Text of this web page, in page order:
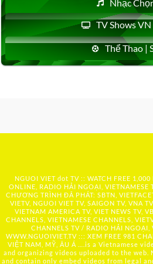
Nhạc
TV Shows
Thể Thao |
NGUOI VIET dot TV :: WATCH FREE
ONLINE, RADIO HẢI NGOẠI, VIETNAMESE
CHƯƠNG TRÌNH ĐÃ PHÁT: SBTN,
VIETV, NGUOI VIET TV, SAIGON TV, VNA
VIETNAM AMERICA TV, VIET NEWS TV,
CHANNELS, VIETNAMESE CHANNELS,
CHANNELS TV / RADIO HẢI NGOẠI,
WWW.NGUOIVIET.TV ::: XEM FREE 981
VIỆT NAM, MỸ, ÂU Á ….is a Vietnamese
and organizing videos uploaded to the web.
and contain only embed videos from legal